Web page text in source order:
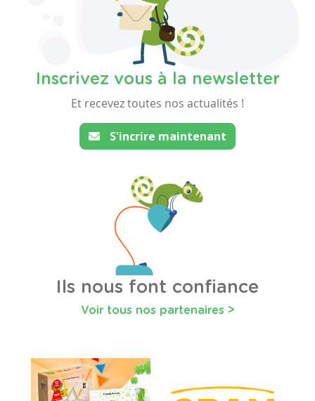
Inscrivez vous à la newsletter
Et recevez toutes nos actualités !
S'incrire maintenant
Ils nous font confiance
Voir tous nos partenaires >